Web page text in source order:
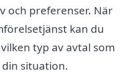
och preferenser. När
kan du
typ av avtal som
situation.